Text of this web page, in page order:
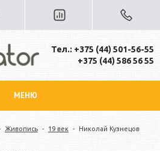
Тел.: +375 (44) 501-56-55
+375 (44) 586 56 55
МЕНЮ
Живопись - 19 век - Николай Кузнецов